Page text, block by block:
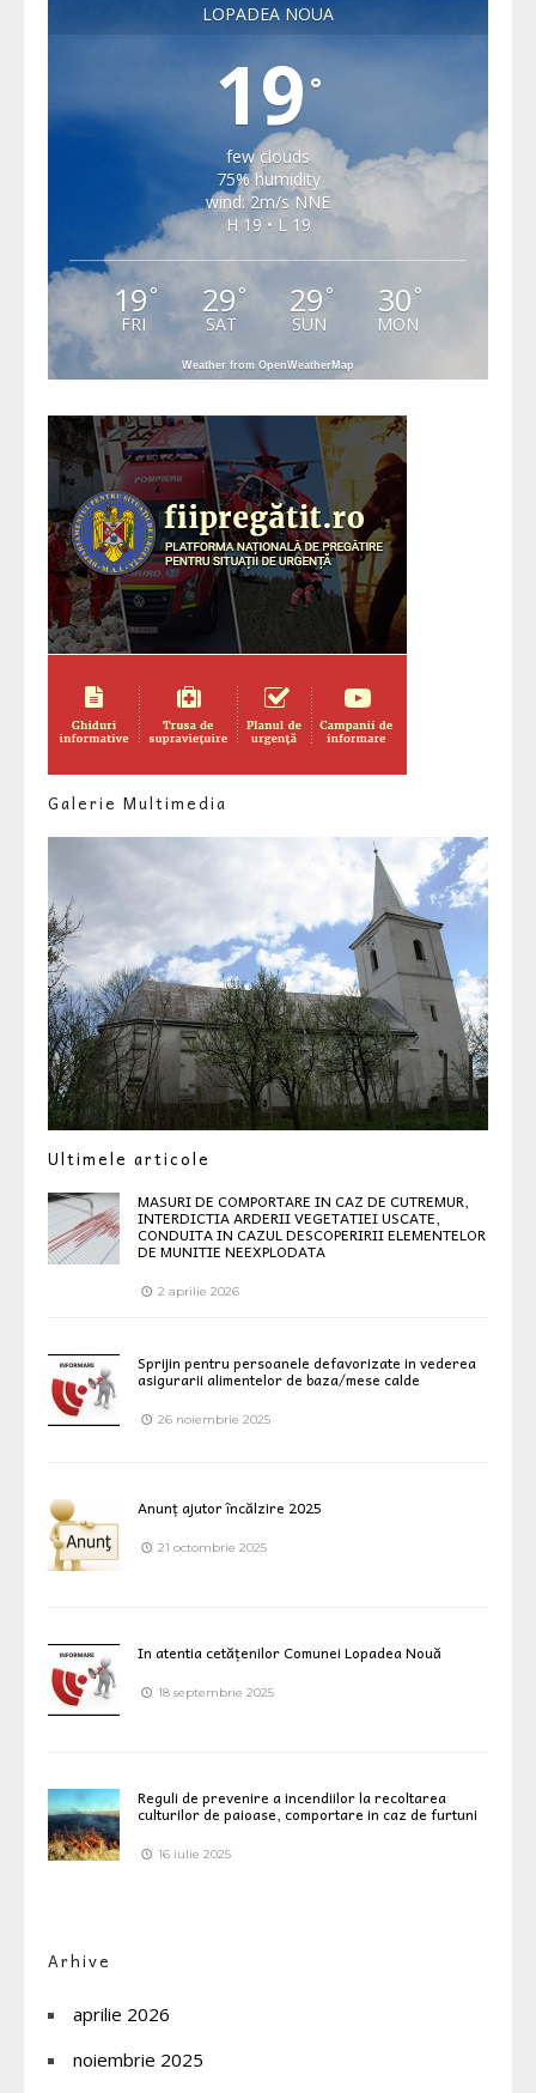
LOPADEA NOUA
19 °
few clouds
75% humidity
wind: 2m/s NNE
H 19 • L 19
19°
FRI
29 °
SAT
29 °
SUN
30 °
MON
Weather from OpenWeatherMap
Galerie Multimedia
Ultimele articole
MASURI DE COMPORTARE IN CAZ DE CUTREMUR,
INTERDICTIA ARDERII VEGETATIEI USCATE,
CONDUITA IN CAZUL DESCOPERIRII ELEMENTELOR
DE MUNITIE NEEXPLODATA
2 aprilie 2026
Sprijin pentru persoanele defavorizate in vederea
asigurarii alimentelor de baza/mese calde
26 noiembrie 2025
Anunț ajutor încălzire 2025
21 octombrie 2025
In atentia cetățenilor Comunei Lopadea Nouă
18 septembrie 2025
Reguli de prevenire a incendiilor la recoltarea
culturilor de paioase, comportare in caz de furtuni
16 iulie 2025
Arhive
aprilie 2026
noiembrie 2025